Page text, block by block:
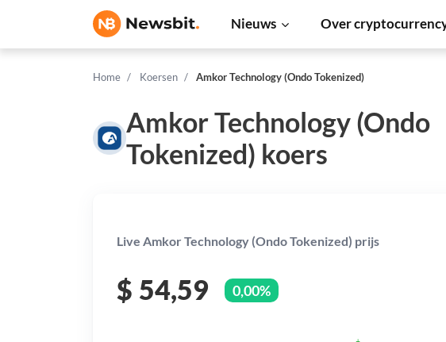
Nieuws Over
Home Koersen Amkor Technology (Ondo Tokenized)
Amkor Technology (Ondo
Tokenized) koers
Live Amkor Technology (Ondo Tokenized) prijs
$ 54,59 0,00%